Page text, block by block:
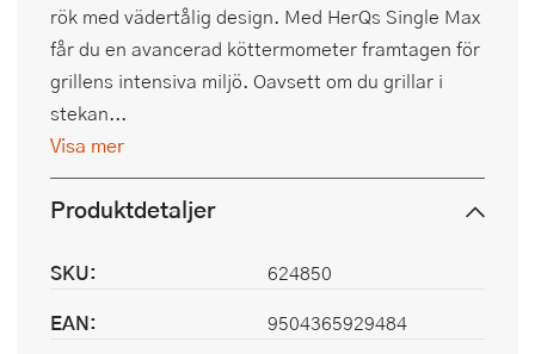
rök med vädertålig design. Med HerQs Single Max
får du en avancerad köttermometer framtagen för
grillens intensiva miljö. Oavsett om du grillar i
stekan...
Visa mer
Produktdetaljer
SKU:
624850
EAN:
9504365929484